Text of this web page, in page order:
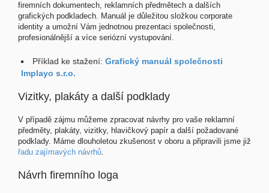
firemních dokumentech, reklamních předmětech a dalších
grafických podkladech. Manuál je důležitou složkou corporate
identity a umožní Vám jednotnou prezentaci společnosti,
profesionálnější a více seriózní vystupování.
Příklad ke stažení: Grafický manuál společnosti
Implayo s.r.o.
Vizitky, plakáty a další podklady
V případě zájmu můžeme zpracovat návrhy pro vaše reklamní
předměty, plakáty, vizitky, hlavičkový papír a další požadované
podklady. Máme dlouholetou zkušenost v oboru a připravili jsme již
řadu zajímavých návrhů.
Návrh firemního loga